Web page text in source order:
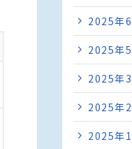
2025年
2025年
2025年
2025年
2025年